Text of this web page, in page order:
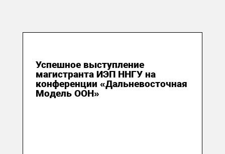
Успешное выступление
магистранта ИЭП ННГУ на
конференции «Дальневосточная
Модель ООН»